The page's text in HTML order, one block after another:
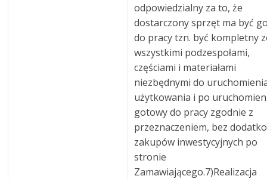
odpowiedzialny za to, że
dostarczony sprzęt ma być
do pracy tzn. być kompletny
wszystkimi podzespołami,
częściami i materiałami
niezbędnymi do
użytkowania i po
gotowy do pracy zgodnie z
przeznaczeniem, bez
zakupów inwestycyjnych po
stronie
Zamawiającego.7)Realizacja